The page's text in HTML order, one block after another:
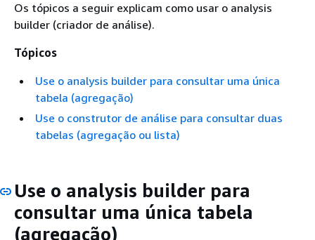
Os tópicos a seguir explicam como usar o analysis
builder (criador de análise).
Tópicos
Use o analysis builder para consultar uma única
tabela (agregação)
Use o construtor de análise para consultar duas
tabelas (agregação ou lista)
Use o analysis builder para
consultar uma única tabela
(agregação)